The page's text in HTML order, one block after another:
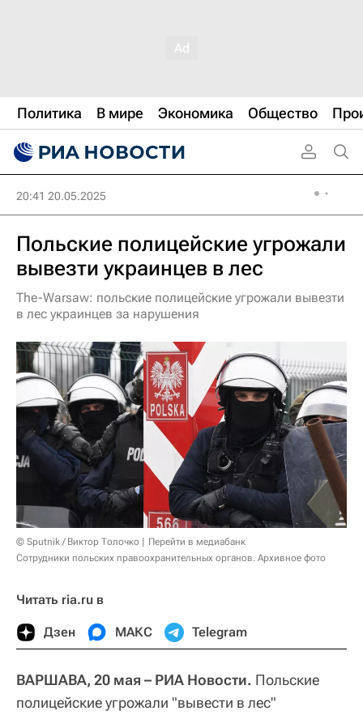
Политика В мире Экономика Общество
20:41 20.05.2025
Польские полицейские угрожали
вывезти украинцев в лес
The-Warsaw: польские полицейские угрожали вывезти
в лес украинцев за нарушения
© Sputnik / Виктор Толочко
Перейти в медиабанк
Сотрудники польских правоохранительных органов. Архивное фото
Читать ria.ru в
Дзен МАКС Telegram
ВАРШАВА, 20 мая – РИА Новости. Польские
полицейские угрожали "вывести в лес"